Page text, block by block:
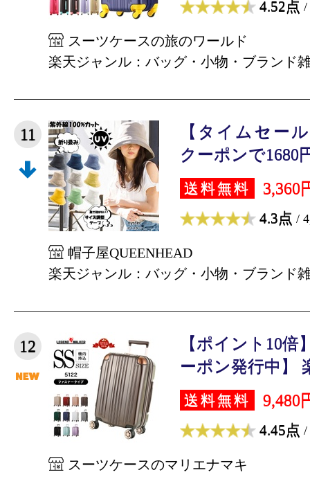
4.52点 /
スーツケースの旅のワールド
楽天ジャンル：バッグ・小物・ブランド
11
【タイムセー
クーポンで1680
送料無料 3,360
4.3点 /
帽子屋QUEENHEAD
楽天ジャンル：バッグ・小物・ブランド
12
【ポイント10倍
ーポン発行中】
送料無料 9,480
4.45点 /
スーツケースのマリエナマキ